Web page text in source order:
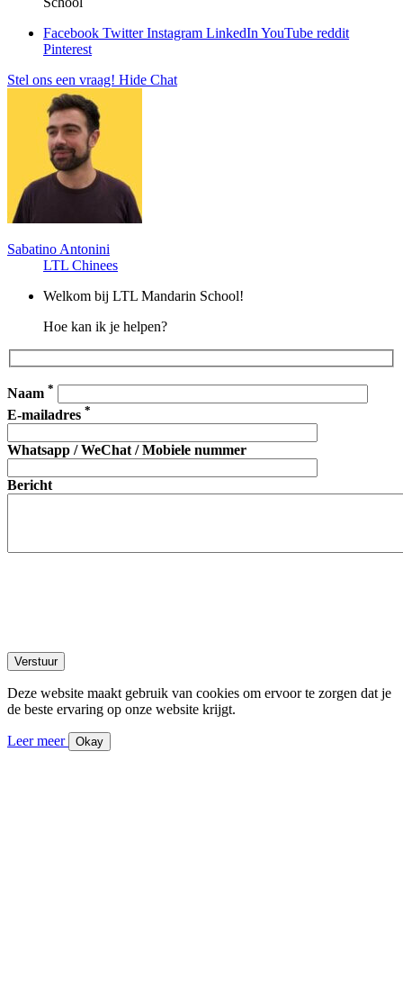
Facebook TwitterInstagram LinkedIn YouTube reddit
Pinterest
Stel ons een vraag! Hide Chat
Sabatino Antonini
LTL Chinees
Welkom bij LTL Mandarin School!
Hoe kan ik je helpen?
Naam *
E-mailadres *
Whatsapp / WeChat / Mobiele nummer
Bericht
Deze website maakt gebruik van cookies om ervoor te zorgen dat je
de beste ervaring op onze website krijgt.
Leer meer Okay